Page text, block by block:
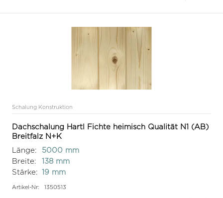
Schalung Konstruktion
Dachschalung Hartl Fichte heimisch Qualität N1 (AB)
Breitfalz N+K
Länge:
5000 mm
Breite:
138 mm
Stärke: 19 mm
Artikel-Nr: 1350513